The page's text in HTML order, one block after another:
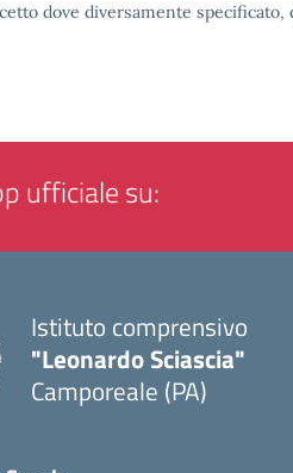
dove diversamente
ufficiale su:
Istituto comprensivo
"Leonardo Sciascia"
Camporeale (PA)